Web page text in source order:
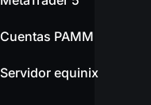
Cuentas PAMM
Servidor equinix